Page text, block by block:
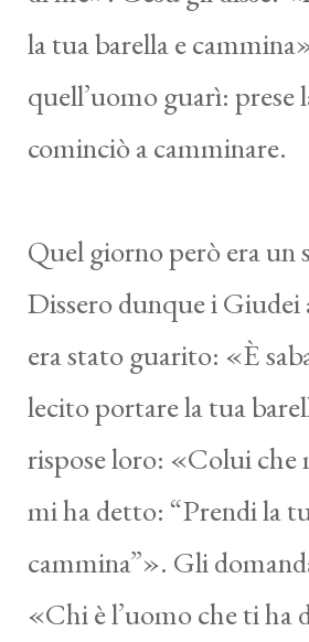
la tua barella e
quell’uomo guarì: prese
cominciò a camminare.
Quel giorno però era un
Dissero dunque i Giudei
era stato guarito: «È
lecito portare la tua
rispose loro: «Colui che
mi ha detto: “Prendi la
cammina”». Gli
«Chi è l’uomo che ti ha